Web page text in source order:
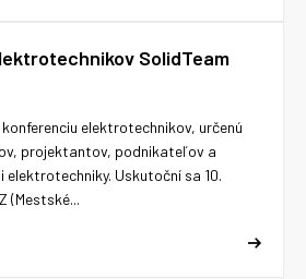
SolidTeam
konferenciu elektrotechnikov, určenú
projektantov, podnikateľov a
Uskutoční sa 10.
(Mestské...